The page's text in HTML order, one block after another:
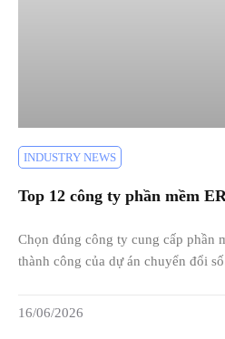
INDUSTRY NEWS
Top 12 công ty phần mềm
Chọn đúng công ty cung cấp phần
thành công của dự án chuyển đổi
16/06/2026